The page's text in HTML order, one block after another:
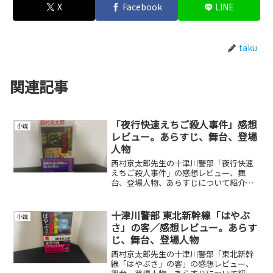
X Facebook LINE
taku
関連記事
小説
「夜行快速えちご殺人事件」感想
レビュー。あらすじ、舞台、登場
人物
西村京太郎先生の十津川警部「夜行快速
えちご殺人事件」の感想レビュー、舞
台、登場人物、あらすじについて紹介し
小説
十津川警部 東北新幹線「はやぶ
さ」の客／感想レビュー。あらす
じ、舞台、登場人物
西村京太郎先生の十津川警部「東北新幹
線「はやぶさ」の客」の感想レビュー、